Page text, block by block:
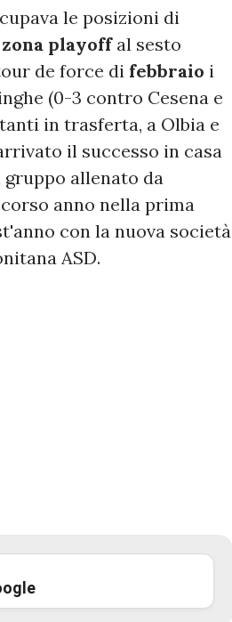
le posizioni di
zona playoffal sesto
de force di febbraio i
(0-3 contro Cesena e
in trasferta, a Olbia e
il successo in casa
allenato da
anno nella prima
con la nuova società
ASD.